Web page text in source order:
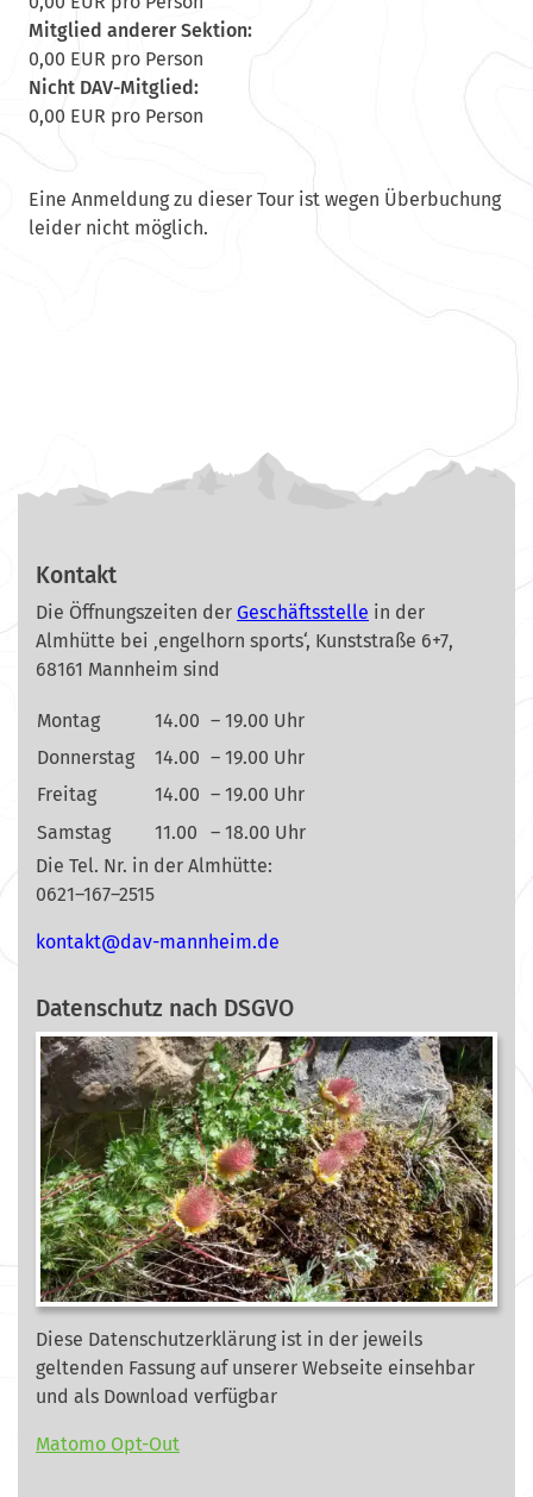
Mitglied anderer Sektion:
0,00 EUR pro Person
Nicht DAV-Mitglied:
0,00 EUR pro Person
Eine Anmeldung zu dieser Tour ist wegen Überbuchung
leider nicht möglich.
Kontakt
Die Öffnungszeiten der Geschäftsstelle in der
Almhütte bei ‚engelhorn sports‘, Kunststraße 6+7,
68161 Mannheim sind
Montag 14.00 – 19.00 Uhr
Donnerstag
14.00 – 19.00 Uhr
Freitag
14.00 – 19.00 Uhr
Samstag
11.00
– 18.00 Uhr
Die Tel. Nr. in der Almhütte:
0621–167–2515
ed.mi
ehnna
m-vad
@tkat
nok
Datenschutz nach DSGVO
Diese Datenschutzerklärung ist in der jeweils
geltenden Fassung auf unserer Webseite einsehbar
und als Download verfügbar
Matomo Opt-Out